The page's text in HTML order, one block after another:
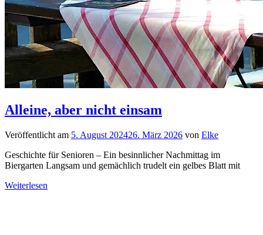
Alleine, aber nicht einsam
Veröffentlicht am 5. August 202426. März 2026 von Elke
Geschichte für Senioren – Ein besinnlicher Nachmittag im
Biergarten Langsam und gemächlich trudelt ein gelbes Blatt mit
Weiterlesen